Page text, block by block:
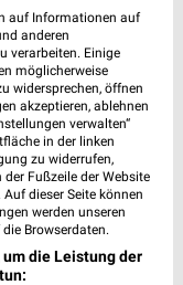
Öffnet in 41 Min.
Öffnet in 41 Min.
auf Informationen auf
anderen
verarbeiten. Einige
möglicherweise
widersprechen, öffnen
akzeptieren, ablehnen
verwalten“
in der linken
zu widerrufen,
Fußzeile der Website
dieser Seite können
werden unseren
Browserdaten.
die Leistung der